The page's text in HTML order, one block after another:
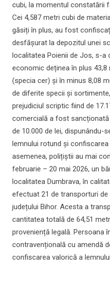
cubi, la momentul constatării
Cei 4,587 metri cubi de
găsiți în plus, au fost
desfășurat la depozitul unei
localitatea Poienii de Jos, s-a
economic deținea în plus
(specia cer) și în minus 8,08
de diferite specii și
prejudiciul scriptic fiind de
comercială a fost
de 10.000 de lei, dispunându-
lemnului rotund și
asemenea, polițiștii au mai
februarie – 20 mai 2026, un
localitatea Dumbrava, în
efectuat 21 de transporturi
județului Bihor. Acesta a
cantitatea totală de 64,51
proveniență legală. Persoana
contravențională cu amendă
confiscarea valorică a